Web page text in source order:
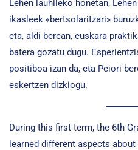
Lehen lauhileko honetan,
ikasleek «bertsolaritzari»
eta, aldi berean, euskara
batera gozatu dugu.
positiboa izan da, eta Peiori
eskertzen dizkiogu.
During this first term, the 6th
learned different aspects